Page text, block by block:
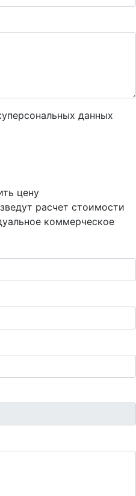
персональных данных
цену
расчет стоимости
коммерческое